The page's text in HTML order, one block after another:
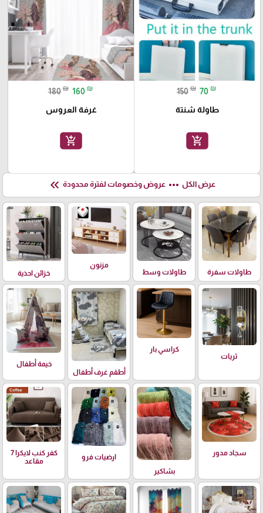
150 ₪ 70 ₪
طاولة شنتة
add_shopping_cart
180 ₪ 160 ₪
غرفة العروس
add_shopping_cart
عرض الكل more_horiz عروض وخصومات لفترة محدودة keyboard_double_arrow_left
طاولات سفرة طاولات وسط
مزنون
خزائن احذية
ثريات
كراسي بار
أطقم غرف أطفال
خيمة أطفال
سجاد مدور
بشاكير
ارضيات فرو
كفر كنب لايكرا 7
مقاعد